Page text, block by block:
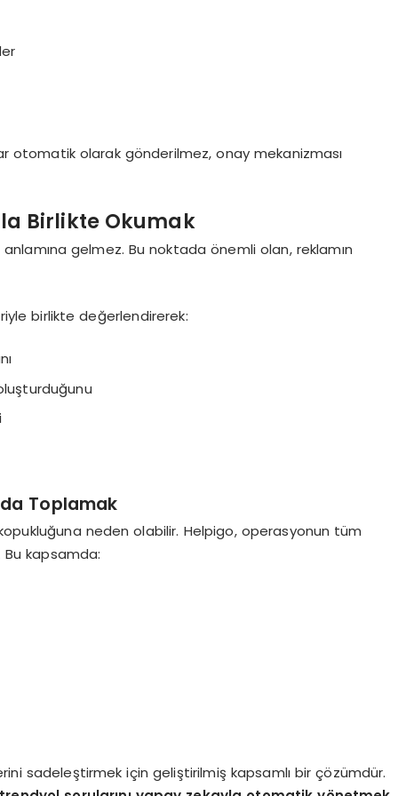
otomatik olarak gönderilmez, onay mekanizması
Birlikte Okumak
anlamına gelmez. Bu noktada önemli olan, reklamın
birlikte değerlendirerek:
Toplamak
neden olabilir. Helpigo, operasyonun tüm
Bu kapsamda:
sadeleştirmek için geliştirilmiş kapsamlı bir çözümdür.